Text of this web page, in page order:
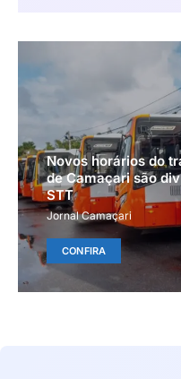
Novos horários do
de Camaçari são
STT
Jornal Camaçari
CONFIRA